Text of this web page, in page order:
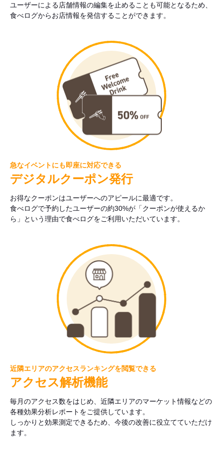
ユーザーによる店舗情報の編集を止めることも可能となるため、
食べログからお店情報を発信することができます。
急なイベントにも即座に対応できる
デジタルクーポン発行
お得なクーポンはユーザーへのアピールに最適です。
食べログで予約したユーザーの約30%が「クーポンが使えるか
ら」という理由で食べログをご利用いただいています。
近隣エリアのアクセスランキングを閲覧できる
アクセス解析機能
毎月のアクセス数をはじめ、近隣エリアのマーケット情報などの
各種効果分析レポートをご提供しています。
しっかりと効果測定できるため、今後の改善に役立てていただけ
ます。